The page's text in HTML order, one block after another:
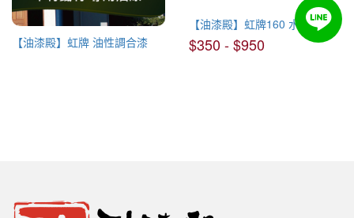
【油漆殿】虹牌 油性調合漆
【油漆殿】虹牌160 水性調合漆
$350 - $950